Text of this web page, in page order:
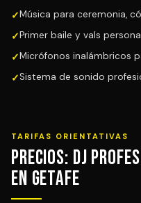
Música para ceremonia,
Primer baile y vals
Micrófonos inalámbricos
Sistema de sonido
TARIFAS ORIENTATIVAS
Precios: DJ
en Getafe